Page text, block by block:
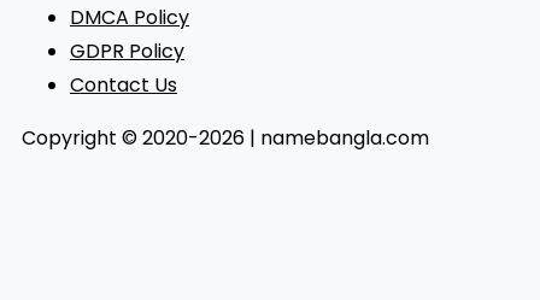
DMCA Policy
GDPR Policy
Contact Us
Copyright © 2020-2026 | namebangla.com